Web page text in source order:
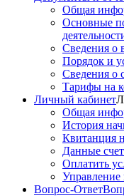
Общая
Основные
Сведения о
Порядок и
Сведения о
Тарифы на
Личный кабинет
Общая
История
Квитанция
Данные
Оплатить
Управление
Вопрос-Ответ